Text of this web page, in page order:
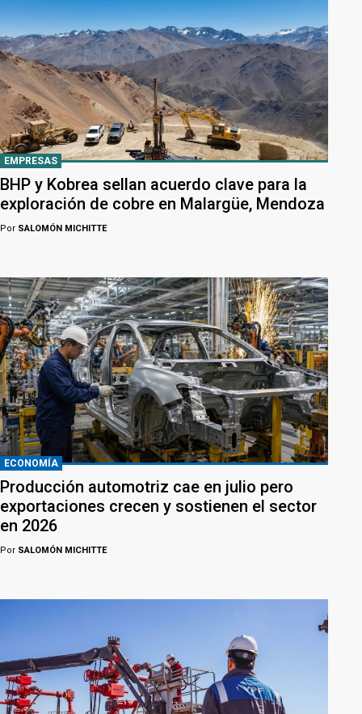
EMPRESAS
BHP y Kobrea sellan acuerdo clave para la
exploración de cobre en Malargüe, Mendoza
Por SALOMÓN MICHITTE
ECONOMÍA
Producción automotriz cae en julio pero
exportaciones crecen y sostienen el sector
en 2026
Por SALOMÓN MICHITTE